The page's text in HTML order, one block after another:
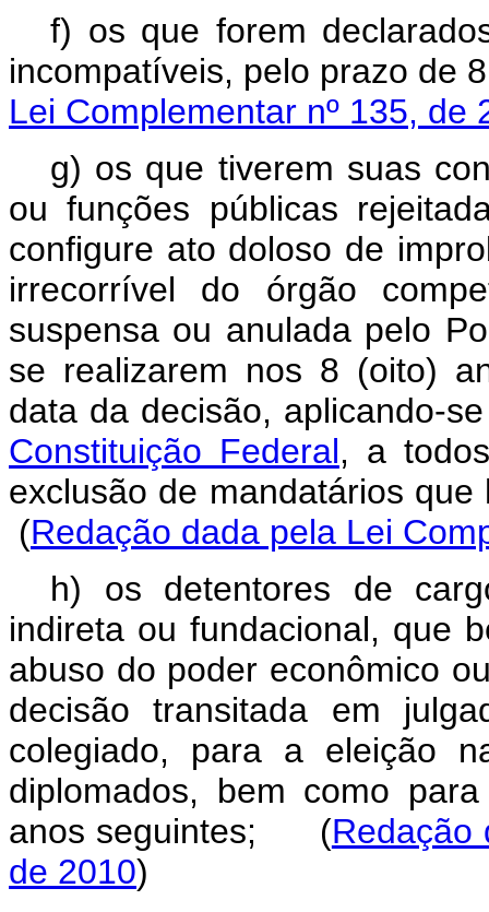
f) os que forem
incompatíveis, pelo prazo de
Lei Complementar nº 135, de
g) os que tiverem suas
ou funções públicas
configure ato doloso de
irrecorrível do órgão
suspensa ou anulada pelo
se realizarem nos 8 (oito)
data da decisão, aplicando-
Constituição Federal, a
exclusão de mandatários
(Redação dada pela Lei
h) os detentores de
indireta ou fundacional, que
abuso do poder econômico
decisão transitada em
colegiado, para a eleição
diplomados, bem como
anos seguintes; (Redação
de 2010)